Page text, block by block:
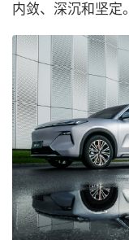
内敛、深沉和坚定。